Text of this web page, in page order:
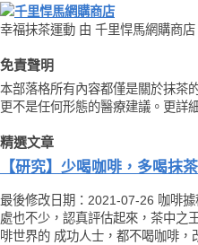
千里悍馬網購商店
幸福抹茶運動 由 千里悍馬網購商店
免責聲明
本部落格所有內容都僅是關於抹茶
更不是任何形態的醫療建議。更詳
精選文章
【研究】少喝咖啡，多喝抹
最後修改日期：2021-07-26 咖啡
處也不少，認真評估起來，茶中之
啡世界的 成功人士，都不喝咖啡